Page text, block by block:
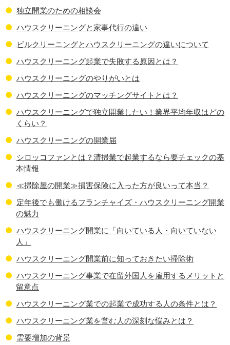
独立開業のための相談会
ハウスクリーニングと家事代行の違い
ビルクリーニングとハウスクリーニングの違いについて
ハウスクリーニング起業で失敗する原因とは？
ハウスクリーニングのやりがいとは
ハウスクリーニングのマッチングサイトとは？
ハウスクリーニングで独立開業したい！業界平均年収はどの
くらい？
ハウスクリーニングの開業届
シロッコファンとは？清掃業で起業するなら要チェックの基
本情報
≪掃除屋の開業≫損害保険に入った方が良いって本当？
定年後でも働けるフランチャイズ・ハウスクリーニング開業
の魅力
ハウスクリーニング開業に「向いている人・向いていない
人」
ハウスクリーニング開業前に知っておきたい掃除術
ハウスクリーニング事業で在留外国人を雇用するメリットと
留意点
ハウスクリーニング業での起業で成功する人の条件とは？
ハウスクリーニング業を営む人の深刻な悩みとは？
需要増加の背景